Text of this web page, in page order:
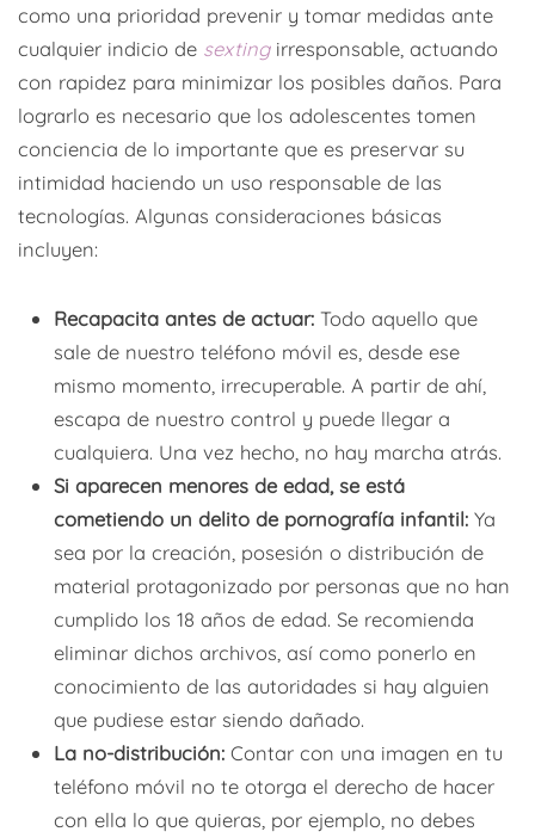
como una prioridad prevenir y tomar medidas ante
cualquier indicio de sexting irresponsable, actuando
con rapidez para minimizar los posibles daños. Para
lograrlo es necesario que los adolescentes tomen
conciencia de lo importante que es preservar su
intimidad haciendo un uso responsable de las
tecnologías. Algunas consideraciones básicas
incluyen:
Recapacita antes de actuar: Todo aquello que
sale de nuestro teléfono móvil es, desde ese
mismo momento, irrecuperable. A partir de ahí,
escapa de nuestro control y puede llegar a
cualquiera. Una vez hecho, no hay marcha atrás.
Si aparecen menores de edad, se está
cometiendo un delito de pornografía infantil: Ya
sea por la creación, posesión o distribución de
material protagonizado por personas que no han
cumplido los 18 años de edad. Se recomienda
eliminar dichos archivos, así como ponerlo en
conocimiento de las autoridades si hay alguien
que pudiese estar siendo dañado.
La no-distribución: Contar con una imagen en tu
teléfono móvil no te otorga el derecho de hacer
con ella lo que quieras, por ejemplo, no debes